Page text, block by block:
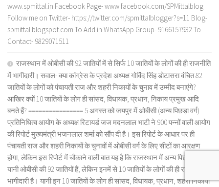
www.spmittal.in Facebook Page- www.facebook.com/SPMittalblog
Follow me on Twitter- https://twitter.com/spmittalblogger?s=11 Blog-
spmittal.blogspot.com To Add in WhatsApp Group- 9166157932 To
Contact- 9829071511
राजस्थान में ओबीसी की 92 जातियों में से सिर्फ 10 जातियों के लोगों की ही राजनीति
में भागीदारी। सवाल- क्या कांग्रेस के प्रदेश अध्यक्ष गोविंद सिंह डोटासरा वंचित 82
जातियों के लोगों को पंचायती राज और शहरी निकायों के चुनाव में उम्मीद बनाएंगे?
आखिर क्यों 10 जातियों के लोग ही सांसद, विधायक, प्रधान, निकाय प्रमुख आदि
बनते हैं? ================ 5 अगस्त को जयपुर में ओबीसी (अन्य पिछड़ा वर्ग)
प्रतिनिधित्व आयोग के अध्यक्ष रिटायर्ड जज मदनलाल भाटी ने 900 पन्नों वाली आयोग
की रिपोर्ट मुख्यमंत्री भजनलाल शर्मा को सौंप दी है। इस रिपोर्ट के आधार पर ही
पंचायती राज और शहरी निकायों के चुनावों में ओबीसी वर्ग के लिए सीटों का आरक्षण
होगा, लेकिन इस रिपोर्ट में चौकाने वाली बात यह है कि राजस्थान में अन्य पिछड़ा वर्ग
यानी ओबीसी की 92 जातियों हैं, लेकिन इनमें से 10 जातियों के लोगों की ही राजनीति में
भागीदारी है। यानी इन 10 जातियों के लोग ही सांसद, विधायक, प्रधान, शहरी निकायों